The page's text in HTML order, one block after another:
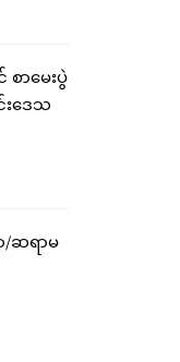
ာမေးပွဲ
းဒေသ
/ဆရာမ